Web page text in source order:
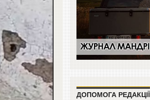
ДОПОМОГА РЕДАКЦІЇ